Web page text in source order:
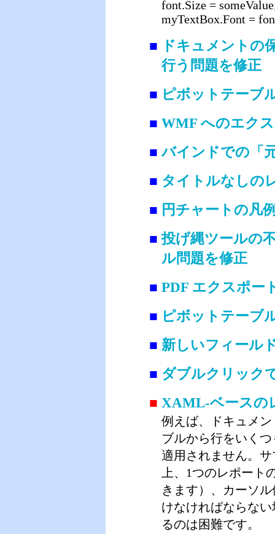
font.Size =
myTextBox.Font =
■ ドキュメントの
行う問題を修正
■ ピボットテーブ
■ WMF へのエク
■バインドでの「
■ タイトルなしの
■ 円チャートの凡
■投げ縄ツールの
ル問題を修正
■ PDF エクスポー
■ ピボットテーブ
■ 新しいフィール
■ ダブルクリック
■ XAML-ベースの
例えば、ドキュメ
ブルから行をいくつ
適用されません。
上、1つのレポー
きます）、カーソ
けなければならな
るのは困難です。